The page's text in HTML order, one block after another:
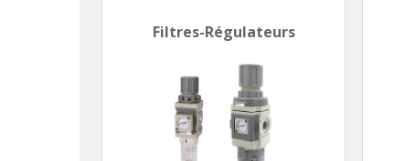
Filtres-Régulateurs